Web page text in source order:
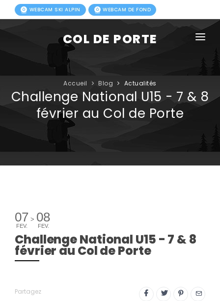
WEBCAM SKI ALPIN WEBCAM DE FOND
COL DE PORTE
ACTIVITÉS HIVER
FORFAITS
Accueil Blog Actualités
Challenge National U15 - 7 & 8
février au Col de Porte
07
FEV.
> 08
FEV.
Challenge National U15 - 7 & 8
février au Col de Porte
Partagez